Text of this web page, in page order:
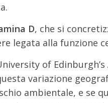
D, che si
legata alla funzione
of
variazione
ambientale, e se